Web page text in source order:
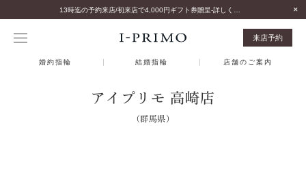
来店予約
婚約指輪 結婚指輪 店舗のご案内
アイプリモ 高崎店
（群馬県）